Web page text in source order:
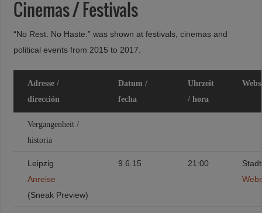
Cinemas / Festivals
“No Rest. No Haste.” was shown at festivals, cinemas and
political events from 2015 to 2017.
Adresse /
dirección
Datum /
fecha
Uhrzeit
/ hora
Vergangenheit /
historia
Leipzig
Anreise
(Sneak Preview)
9.6.15 21:00